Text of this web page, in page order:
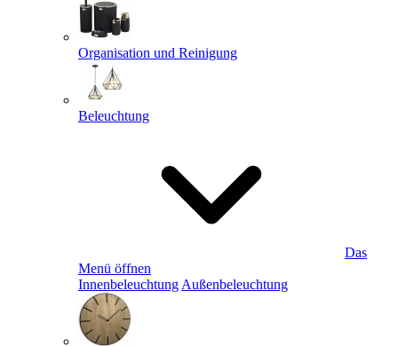
Organisation und Reinigung
Beleuchtung
Das
Menü öffnen
Innenbeleuchtung Außenbeleuchtung